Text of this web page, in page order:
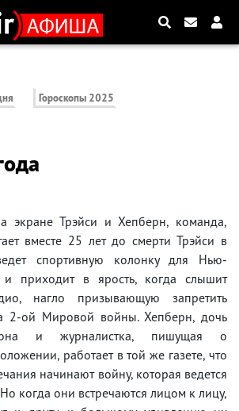
Гороскопы 2025
экране Трэйси и Хепберн, команда,
вместе 25 лет до смерти Трэйси в
спортивную колонку для Нью-
и приходит в ярость, когда слышит
нагло призывающую запретить
2-ой Мировой войны. Хепберн, дочь
и журналистка, пишущая о
работает в той же газете, что
начинают войну, которая ведется
когда они встречаются лицом к лицу,